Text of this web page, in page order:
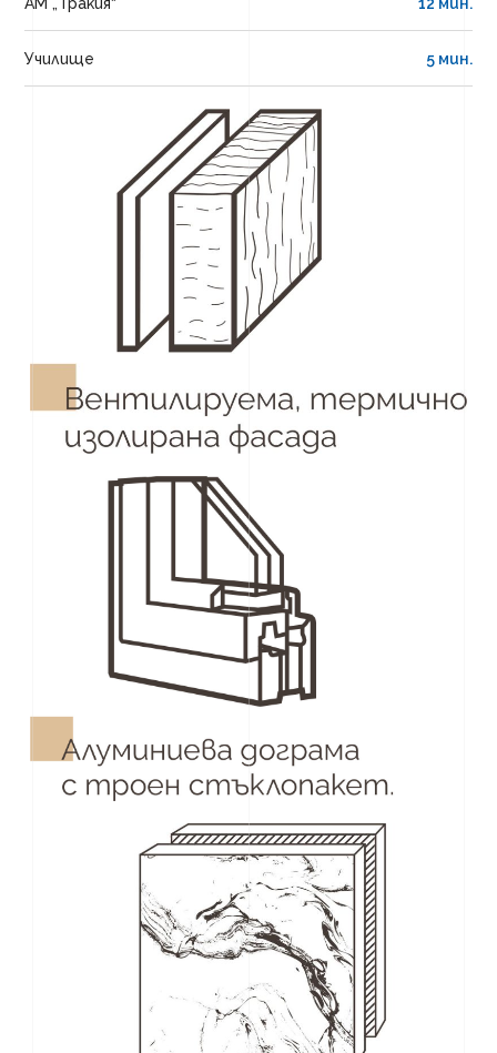
Училище 5 мин.